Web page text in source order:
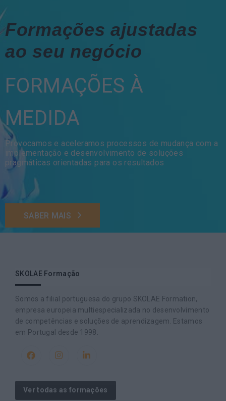
Formações ajustadas
ao seu negócio
FORMAÇÕES À
MEDIDA
Provocamos e aceleramos processos de mudança com a
implementação e desenvolvimento de soluções
pragmáticas orientadas para os resultados
SABER MAIS
SKOLAE Formação
Somos a filial portuguesa do grupo SKOLAE Formation,
empresa europeia multiespecializada no desenvolvimento
de competências e soluções de aprendizagem. Estamos
em Portugal desde 1998.
Ver todas as formações